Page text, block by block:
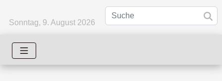
Sonntag, 9. August 2026